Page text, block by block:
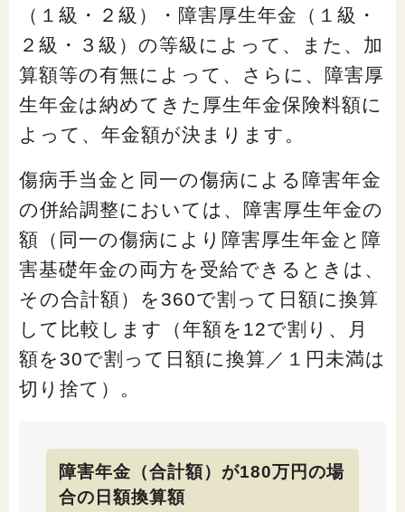
（１級・２級）・障害厚生年金（１級・
２級・３級）の等級によって、また、加
算額等の有無によって、さらに、障害厚
生年金は納めてきた厚生年金保険料額に
よって、年金額が決まります。
傷病手当金と同一の傷病による障害年金
の併給調整においては、障害厚生年金の
額（同一の傷病により障害厚生年金と障
害基礎年金の両方を受給できるときは、
その合計額）を360で割って日額に換算
して比較します（年額を12で割り、月
額を30で割って日額に換算／１円未満は
切り捨て）。
障害年金（合計額）が180万円の場
合の日額換算額